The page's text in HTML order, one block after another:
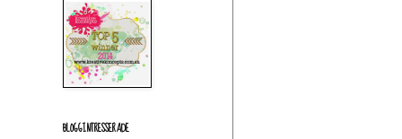
BLOGGINTRESSERADE